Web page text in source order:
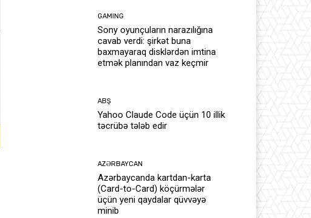
GAMING
Sony oyunçuların narazılığına
cavab verdi: şirkət buna
baxmayaraq disklərdən imtina
etmək planından vaz keçmir
ABŞ
Yahoo Claude Code üçün 10 illik
təcrübə tələb edir
AZƏRBAYCAN
Azərbaycanda kartdan-karta
(Card-to-Card) köçürmələr
üçün yeni qaydalar qüvvəyə
minib